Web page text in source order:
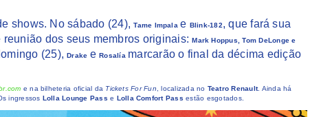
shows. No sábado (24),Tame Impalae Blink-182, que fará sua
reunião dos seus membros originais:Mark Hoppus, Tom DeLonge e
(25),Drake eRosalía marcarão o final da décima edição
e na bilheteria oficial da Tickets For Fun , localizada no Teatro Renault. Ainda há
ingressos Lolla Lounge Pass e Lolla Comfort Pass estão esgotados.